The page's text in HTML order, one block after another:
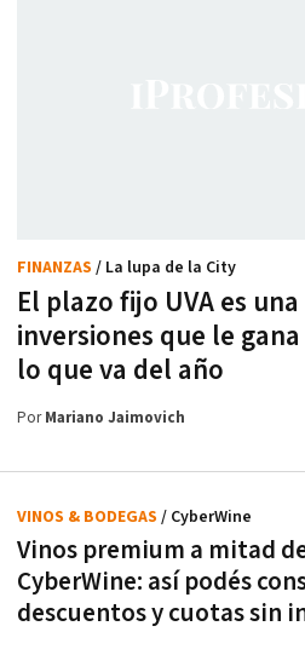
El plazo fijo UVA es
inversiones que le
lo que va del año
FINANZAS / La lupa de la City
PorMariano Jaimovich
Vinos premium a mitad
CyberWine: así podés
descuentos y cuotas sin
VINOS & BODEGAS / CyberWine